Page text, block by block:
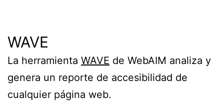
WAVE
La herramienta WAVE de WebAIM analiza y
genera un reporte de accesibilidad de
cualquier página web.